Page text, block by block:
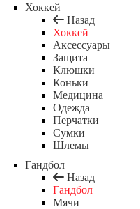
Хоккей
Назад
Хоккей
Аксессуары
Защита
Клюшки
Коньки
Медицина
Одежда
Перчатки
Сумки
Шлемы
Гандбол
Назад
Гандбол
Мячи